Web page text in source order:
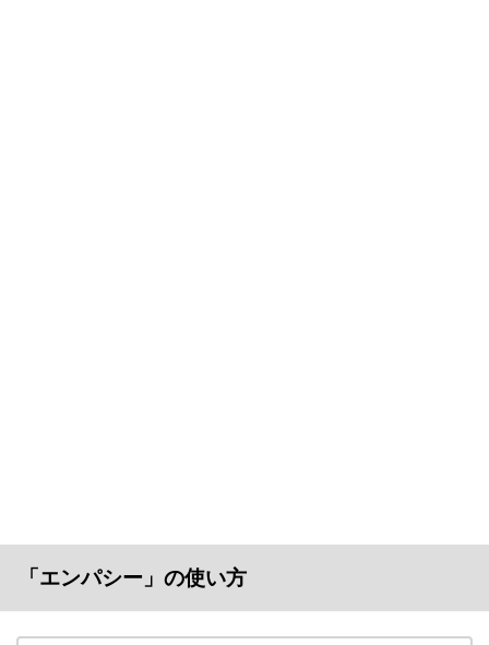
「エンパシー」の使い方